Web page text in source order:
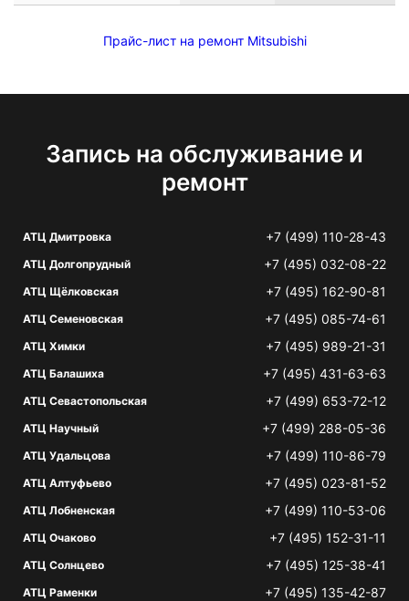
Прайс-лист на ремонт Mitsubishi
Запись на обслуживание и
ремонт
АТЦ Дмитровка +7 (499) 110-28-43
АТЦ Долгопрудный +7 (495) 032-08-22
АТЦ Щёлковская +7 (495) 162-90-81
АТЦ Семеновская +7 (495) 085-74-61
АТЦ Химки +7 (495) 989-21-31
АТЦ Балашиха +7 (495) 431-63-63
АТЦ Севастопольская +7 (499) 653-72-12
АТЦ Научный +7 (499) 288-05-36
АТЦ Удальцова +7 (499) 110-86-79
АТЦ Алтуфьево +7 (495) 023-81-52
АТЦ Лобненская +7 (499) 110-53-06
АТЦ Очаково +7 (495) 152-31-11
АТЦ Солнцево +7 (495) 125-38-41
АТЦ Раменки +7 (495) 135-42-87